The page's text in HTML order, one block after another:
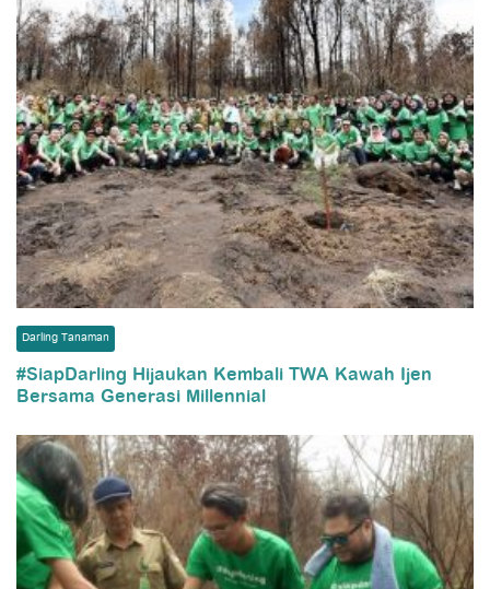
Darling Tanaman
#SiapDarling Hijaukan Kembali TWA Kawah Ijen
Bersama Generasi Millennial